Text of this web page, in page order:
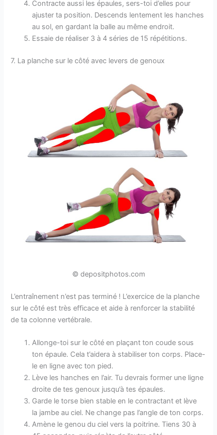
Contracte aussi les épaules, sers-toi d’elles pour
ajuster ta position. Descends lentement les hanches
au sol, en gardant la balle au même endroit.
Essaie de réaliser 3 à 4 séries de 15 répétitions.
7. La planche sur le côté avec levers de genoux
© depositphotos.com
L’entraînement n’est pas terminé ! L’exercice de la planche
sur le côté est très efficace et aide à renforcer la stabilité
de ta colonne vertébrale.
Allonge-toi sur le côté en plaçant ton coude sous
ton épaule. Cela t’aidera à stabiliser ton corps. Place-
le en ligne avec ton pied.
Lève les hanches en l’air. Tu devrais former une ligne
droite de tes genoux jusqu’à tes épaules.
Garde le torse bien stable en le contractant et lève
la jambe au ciel. Ne change pas l’angle de ton corps.
Amène le genou du ciel vers la poitrine. Tiens 30 à